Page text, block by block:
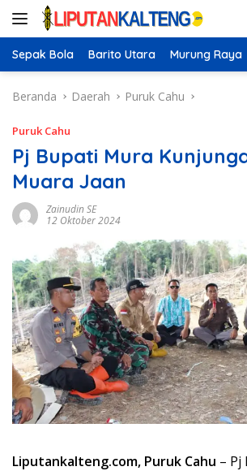
Langsung
Sepak Bola Barito Utara Murung Raya
Beranda Daerah Puruk Cahu
Puruk Cahu
Pj Bupati Mura
Muara Jaan
Zainudin SE
12 Oktober 2024
Liputankalteng.com, Puruk Cahu –